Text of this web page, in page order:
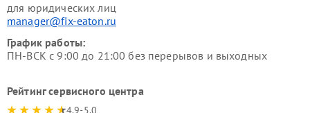
для юридических лиц
manager@fix-eaton.ru
График работы:
ПН-ВСК с 9:00 до 21:00 без перерывов и выходных
Рейтинг сервисного центра
4.9-5.0